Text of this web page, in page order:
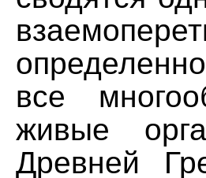
все
живые
Древней